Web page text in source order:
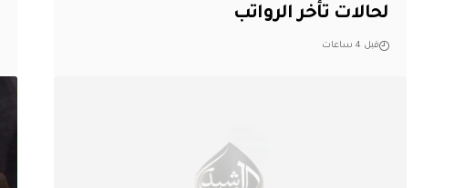
لحالات تأخر الرواتب
قبل 4 ساعات